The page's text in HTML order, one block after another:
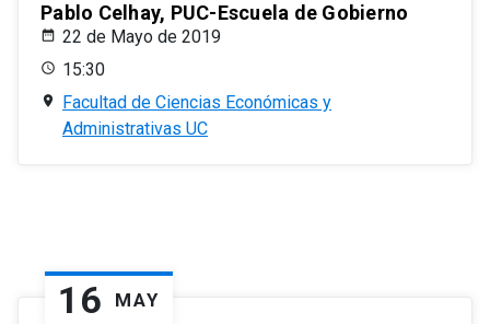
Pablo Celhay, PUC-Escuela de Gobierno
22 de Mayo de 2019
15:30
Facultad de Ciencias Económicas y
Administrativas UC
16 MAY